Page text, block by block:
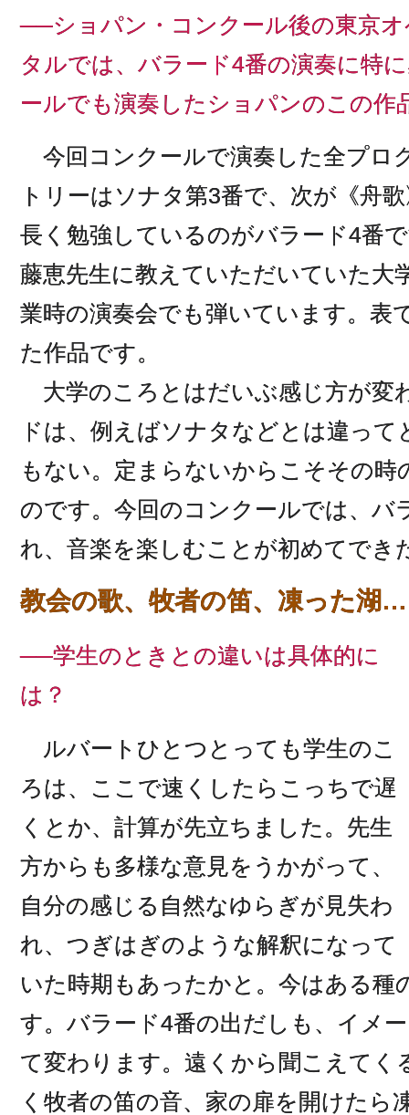
──ショパン・コンクール後の東京
タルでは、バラード4番の演奏に特
ールでも演奏したショパンのこの作
今回コンクールで演奏した全プロ
トリーはソナタ第3番で、次が《舟
長く勉強しているのがバラード4番
藤恵先生に教えていただいていた大
業時の演奏会でも弾いています。表
た作品です。
大学のころとはだいぶ感じ方が変
ドは、例えばソナタなどとは違っ
もない。定まらないからこそその時
のです。今回のコンクールでは、バ
れ、音楽を楽しむことが初めてでき
教会の歌、牧者の笛、凍った湖…
──学生のときとの違いは具体的に
は？
ルバートひとつとっても学生のこ
ろは、ここで速くしたらこっちで遅
くとか、計算が先立ちました。先生
方からも多様な意見をうかがって、
自分の感じる自然なゆらぎが見失わ
れ、つぎはぎのような解釈になって
いた時期もあったかと。今はある種
す。バラード4番の出だしも、イメ
て変わります。遠くから聞こえてく
く牧者の笛の音、家の扉を開けたら